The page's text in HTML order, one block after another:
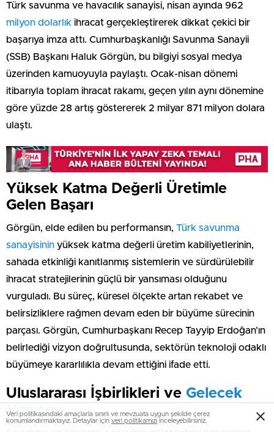
Türk savunma ve havacılık sanayisi, nisan ayında 962
milyon dolarlık ihracat gerçekleştirerek dikkat çekici bir
başarıya imza attı. Cumhurbaşkanlığı Savunma Sanayii
(SSB) Başkanı Haluk Görgün, bu bilgiyi sosyal medya
üzerinden kamuoyuyla paylaştı. Ocak-nisan dönemi
itibarıyla toplam ihracat rakamı, geçen yılın aynı dönemine
göre yüzde 28 artış göstererek 2 milyar 871 milyon dolara
ulaştı.
Yüksek Katma Değerli Üretimle
Gelen Başarı
Görgün, elde edilen bu performansın, Türk savunma
sanayisinin yüksek katma değerli üretim kabiliyetlerinin,
sahada etkinliği kanıtlanmış sistemlerin ve sürdürülebilir
ihracat stratejilerinin güçlü bir yansıması olduğunu
vurguladı. Bu süreç, küresel ölçekte artan rekabet ve
belirsizliklere rağmen devam eden bir büyüme sürecinin
parçası. Görgün, Cumhurbaşkanı Recep Tayyip Erdoğan’ın
belirlediği vizyon doğrultusunda, sektörün teknoloji odaklı
büyümeye kararlılıkla devam ettiğini ifade etti.
Uluslararası İşbirlikleri ve Gelecek
Vizyonu
Veri politikasındaki amaçlarla sınırlı ve mevzuata uygun şekilde çerez
konumlandırmaktayız. Detaylar için veri politikamızı inceleyebilirsiniz.